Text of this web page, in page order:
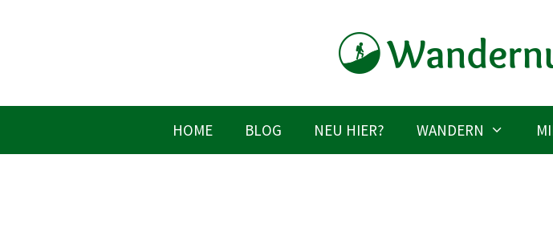
HOME BLOG NEU HIER? WANDERN